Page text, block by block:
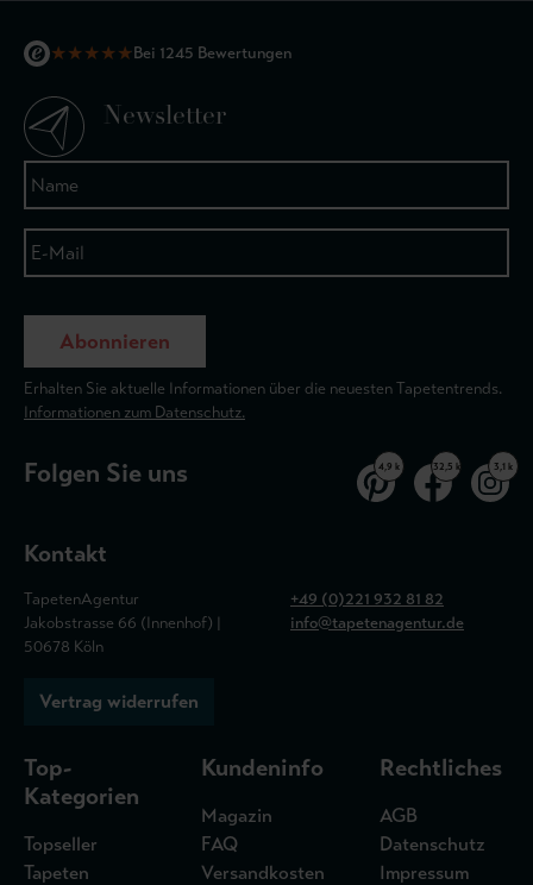
★★★★★Bei 1245 Bewertungen
Newsletter
Abonnieren
Erhalten Sie aktuelle Informationen über die neuesten Tapetentrends.
Informationen zum Datenschutz.
Folgen Sie uns 4,9 k 32,5 k 3,1 k
Kontakt
TapetenAgentur
Jakobstrasse 66 (Innenhof) |
50678 Köln
+49 (0)221 932 81 82
info@tapetenagentur.de
Vertrag widerrufen
Top-
Kategorien
Topseller
Tapeten
Kundeninfo
Magazin
FAQ
Versandkosten
Rechtliches
AGB
Datenschutz
Impressum